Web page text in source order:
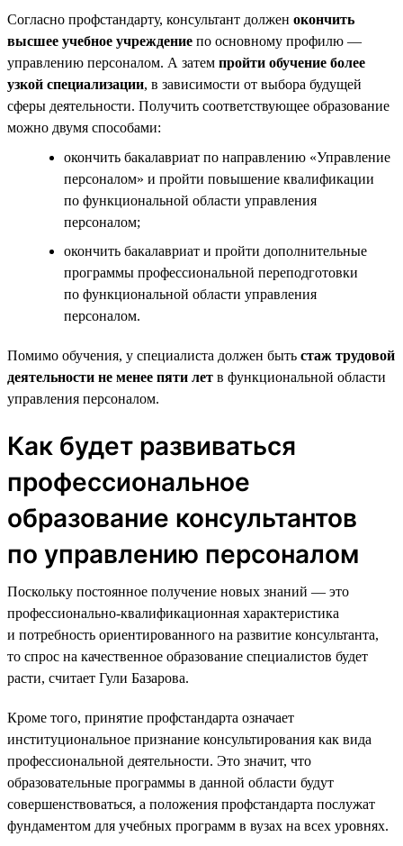
Согласно профстандарту, консультант должен окончить
высшее учебное учреждение по основному профилю —
управлению персоналом. А затем пройти обучение более
узкой специализации, в зависимости от выбора будущей
сферы деятельности. Получить соответствующее образование
можно двумя способами:
окончить бакалавриат по направлению «Управление
персоналом» и пройти повышение квалификации
по функциональной области управления
персоналом;
окончить бакалавриат и пройти дополнительные
программы профессиональной переподготовки
по функциональной области управления
персоналом.
Помимо обучения, у специалиста должен быть стаж трудовой
деятельности не менее пяти лет в функциональной области
управления персоналом.
Как будет развиваться
профессиональное
образование консультантов
по управлению персоналом
Поскольку постоянное получение новых знаний — это
профессионально-квалификационная характеристика
и потребность ориентированного на развитие консультанта,
то спрос на качественное образование специалистов будет
расти, считает Гули Базарова.
Кроме того, принятие профстандарта означает
институциональное признание консультирования как вида
профессиональной деятельности. Это значит, что
образовательные программы в данной области будут
совершенствоваться, а положения профстандарта послужат
фундаментом для учебных программ в вузах на всех уровнях.